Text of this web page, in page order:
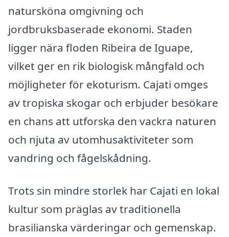
natursköna omgivning och
jordbruksbaserade ekonomi. Staden
ligger nära floden Ribeira de Iguape,
vilket ger en rik biologisk mångfald och
möjligheter för ekoturism. Cajati omges
av tropiska skogar och erbjuder besökare
en chans att utforska den vackra naturen
och njuta av utomhusaktiviteter som
vandring och fågelskådning.
Trots sin mindre storlek har Cajati en lokal
kultur som präglas av traditionella
brasilianska värderingar och gemenskap.